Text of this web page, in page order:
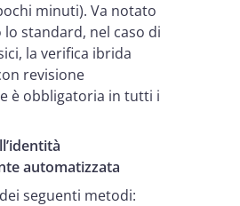
minuti). Va notato
lo standard, nel caso di
la verifica ibrida
revisione
è obbligatoria in tutti i
automatizzata
seguenti metodi: